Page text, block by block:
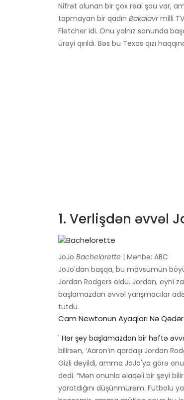
Nifrət olunan bir çox real şou var,
tapmayan bir qadın Bakalavrmilli
Fletcher idi. Onu yalnız sonunda
ürəyi qırıldı. Bəs bu Texas qızı
1. Verlişdən əvvəl
JoJo Bachelorette | Mənbə: ABC
JoJo'dan başqa, bu mövsümün
Jordan Rodgers oldu. Jordan, eyni
başlamazdan əvvəl yarışmacılar
tutdu.
Cam Newtonun Ayaqları Nə
' Hər şey başlamazdan bir həftə əvvəl
bilirsən, ‘Aaron’ın qardaşı Jordan
Gizli deyildi, amma JoJo'ya görə
dedi. “Mən onunla əlaqəli bir şeyi
yaratdığını düşünmürəm. Futbolu